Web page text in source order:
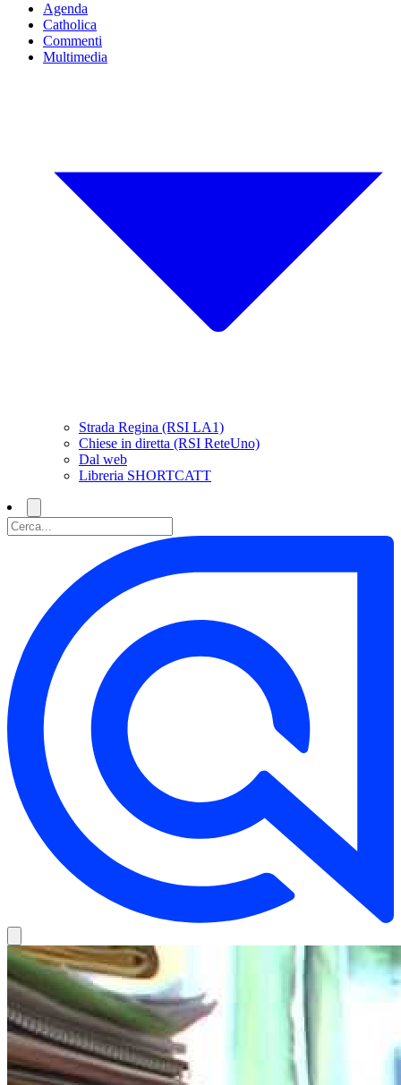
Agenda
Catholica
Commenti
Multimedia
Strada Regina (RSI LA1)
Chiese in diretta (RSI ReteUno)
Dal web
Libreria SHORTCATT